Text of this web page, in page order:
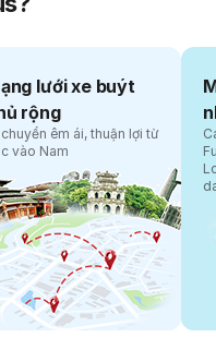
lưới xe buýt
rộng
êm ái, thuận lợi từ
vào Nam